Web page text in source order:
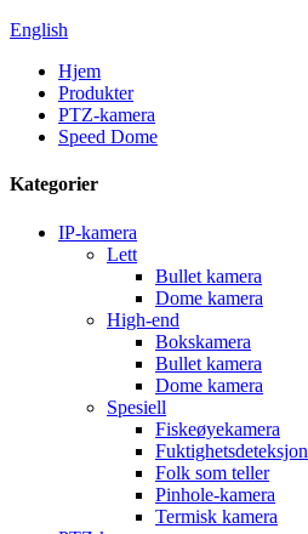
English
Hjem
Produkter
PTZ-kamera
Speed ​​Dome
Kategorier
IP-kamera
Lett
Bullet kamera
Dome kamera
High-end
Bokskamera
Bullet kamera
Dome kamera
Spesiell
Fiskeøyekamera
Fuktighetsdeteksjon
Folk som teller
Pinhole-kamera
Termisk kamera